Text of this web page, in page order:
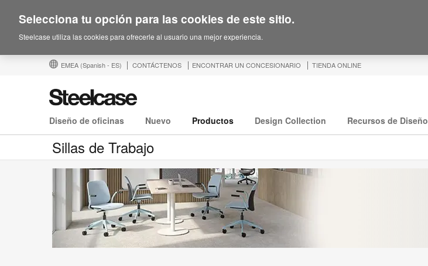
EMEA (Spanish - ES) CONTÁCTENOS ENCONTRAR UN CONCESIONARIO TIENDA ONLINE
Diseño de oficinas Nuevo Productos Design Collection Recursos de Diseño
Sillas de Trabajo
Selecciona tu opción para las cookies de este sitio.
Steelcase utiliza las cookies para ofrecerle al usuario una mejor experiencia.